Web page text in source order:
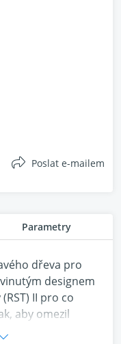
Poslat e-mailem
Parametry
dřeva pro
designem
II pro co
aby omezil
hlasitá, zůstává